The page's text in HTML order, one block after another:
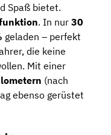
Spaß bietet.
. In nur 30
geladen – perfekt
die keine
Mit einer
(nach
ebenso gerüstet